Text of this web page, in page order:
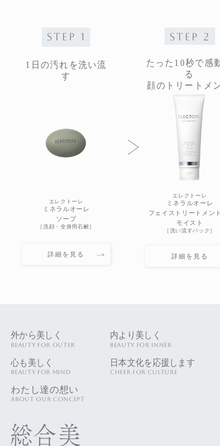
STEP 1
1日の汚れを洗い流
す
エレクトーレ
ミネラルオーレ
ソープ
［洗顔・全身用石鹸］
詳細を見る
STEP 2
たった10秒で感
る
顔のトリートメ
エレクトーレ
ミネラルオーレ
フェイストリートメン
モイスト
［洗い流すパック］
詳細を見る
外から美しく
BEAUTY FOR OUTER
内より美しく
BEAUTY FOR INNER
心も美しく
BEAUTY FOR MIND
日本文化を応援します
CHEER FOR CULTURE
わたし達の想い
ABOUT OUR CONCEPT